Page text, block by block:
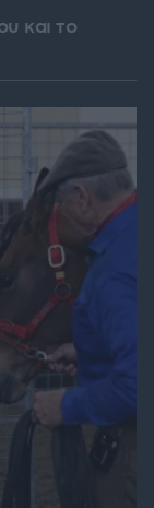
και το